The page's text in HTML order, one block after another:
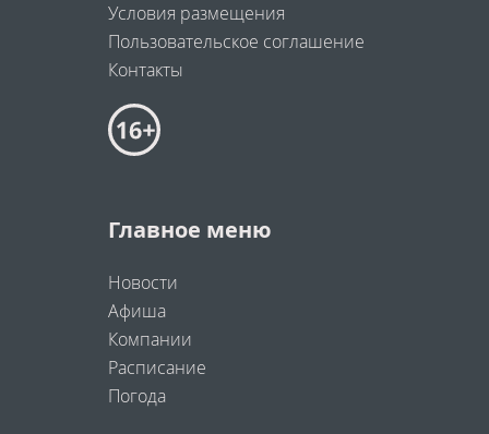
Условия размещения
Пользовательское соглашение
Контакты
Главное меню
Новости
Афиша
Компании
Расписание
Погода